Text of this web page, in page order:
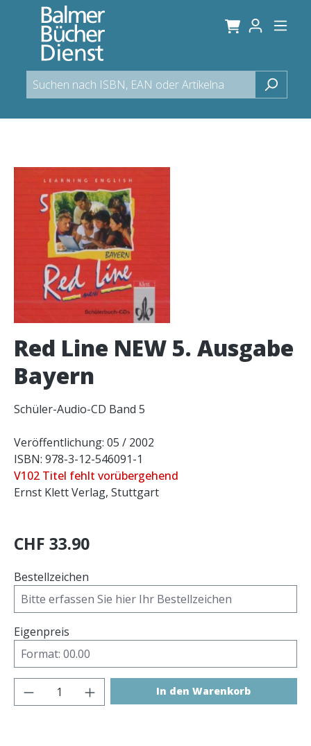
springen
Bildergalerie überspringen
Red Line NEW 5. Ausgabe
Bayern
Schüler-Audio-CD Band 5
Veröffentlichung: 05 / 2002
ISBN: 978-3-12-546091-1
V102 Titel fehlt vorübergehend
Ernst Klett Verlag, Stuttgart
CHF 33.90
Bestellzeichen
Eigenpreis
Produkt Anzahl: Gib den gewünschten
In den Warenkorb